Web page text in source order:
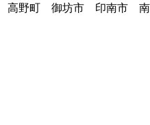
野町 御坊市 印南市 南